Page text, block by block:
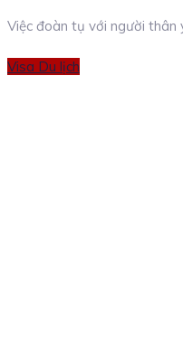
Việc đoàn tụ với người
Categories
Visa Du lịch